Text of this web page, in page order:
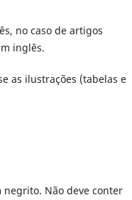
no caso de artigos
inglês.
as ilustrações (tabelas e
negrito. Não deve conter